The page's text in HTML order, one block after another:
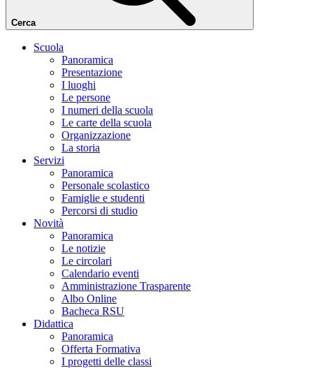
Cerca
Scuola
Panoramica
Presentazione
I luoghi
Le persone
I numeri della scuola
Le carte della scuola
Organizzazione
La storia
Servizi
Panoramica
Personale scolastico
Famiglie e studenti
Percorsi di studio
Novità
Panoramica
Le notizie
Le circolari
Calendario eventi
Amministrazione Trasparente
Albo Online
Bacheca RSU
Didattica
Panoramica
Offerta Formativa
I progetti delle classi